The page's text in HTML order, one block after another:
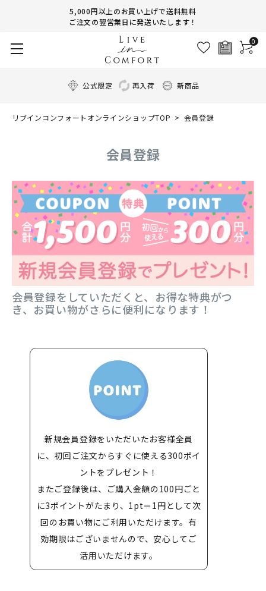
5,000円以上のお買い上げで送料無料
ご注文の翌営業日に発送いたします！
0
公式限定 再入荷 新商品
リブインコンフォートオンラインショップTOP 会員登録
会員登録
会員登録をしていただくと、お得な特典がつ
き、お買い物がさらに便利になります！
新規会員登録をいただいたお客様全員
に、初回ご注文からすぐに使える300ポイ
ントをプレゼント！
またご登録後は、ご購入金額の100円ごと
に3ポイントがたまり、1pt＝1円として次
回のお買い物にご利用いただけます。有
効期限はございませんので、安心してご
活用いただけます。